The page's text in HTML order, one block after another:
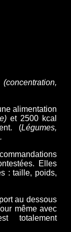
(concentration,
alimentation
et 2500 kcal
(Légumes,
Elles
: taille, poids,
au dessous
même avec
totalement